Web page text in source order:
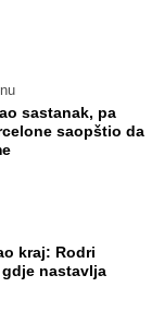
sastanak, pa
saopštio da
kraj: Rodri
nastavlja